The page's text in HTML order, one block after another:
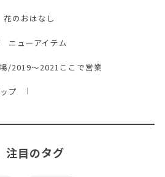
花のおはなし
ニューアイテム
/2019～2021ここで営業
プ
注目のタグ